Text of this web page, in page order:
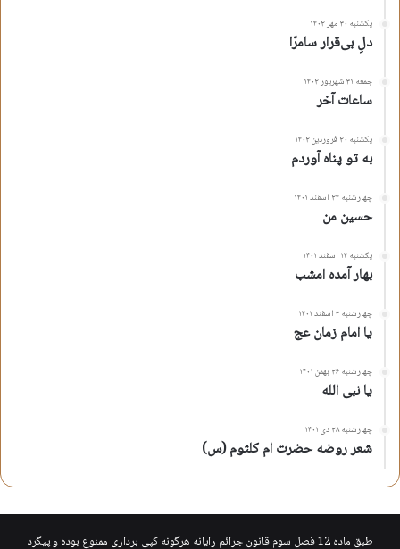
یکشنبه ۳۰ مهر ۱۴۰۲
دلِ بی‌قرار سامرّا
جمعه ۳۱ شهریور ۱۴۰۲
ساعات آخر
یکشنبه ۲۰ فروردین ۱۴۰۲
به تو پناه آوردم
چهارشنبه ۲۴ اسفند ۱۴۰۱
حسین من
یکشنبه ۱۴ اسفند ۱۴۰۱
بهار آمده امشب
چهارشنبه ۳ اسفند ۱۴۰۱
یا امام زمان عج
چهارشنبه ۲۶ بهمن ۱۴۰۱
یا نبی الله
چهارشنبه ۲۸ دی ۱۴۰۱
شعر روضه حضرت ام کلثوم (س)
طبق ماده 12 فصل سوم قانون جرائم رایانه هرگونه کپی برداری ممنوع بوده و پیگرد